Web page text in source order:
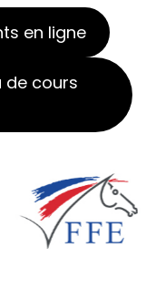
en ligne
de cours